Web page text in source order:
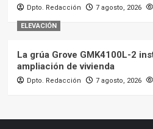
Dpto. Redacción 7 agosto, 2026
ELEVACIÓN
La grúa Grove GMK4100L-2
ampliación de vivienda
Dpto. Redacción 7 agosto, 2026